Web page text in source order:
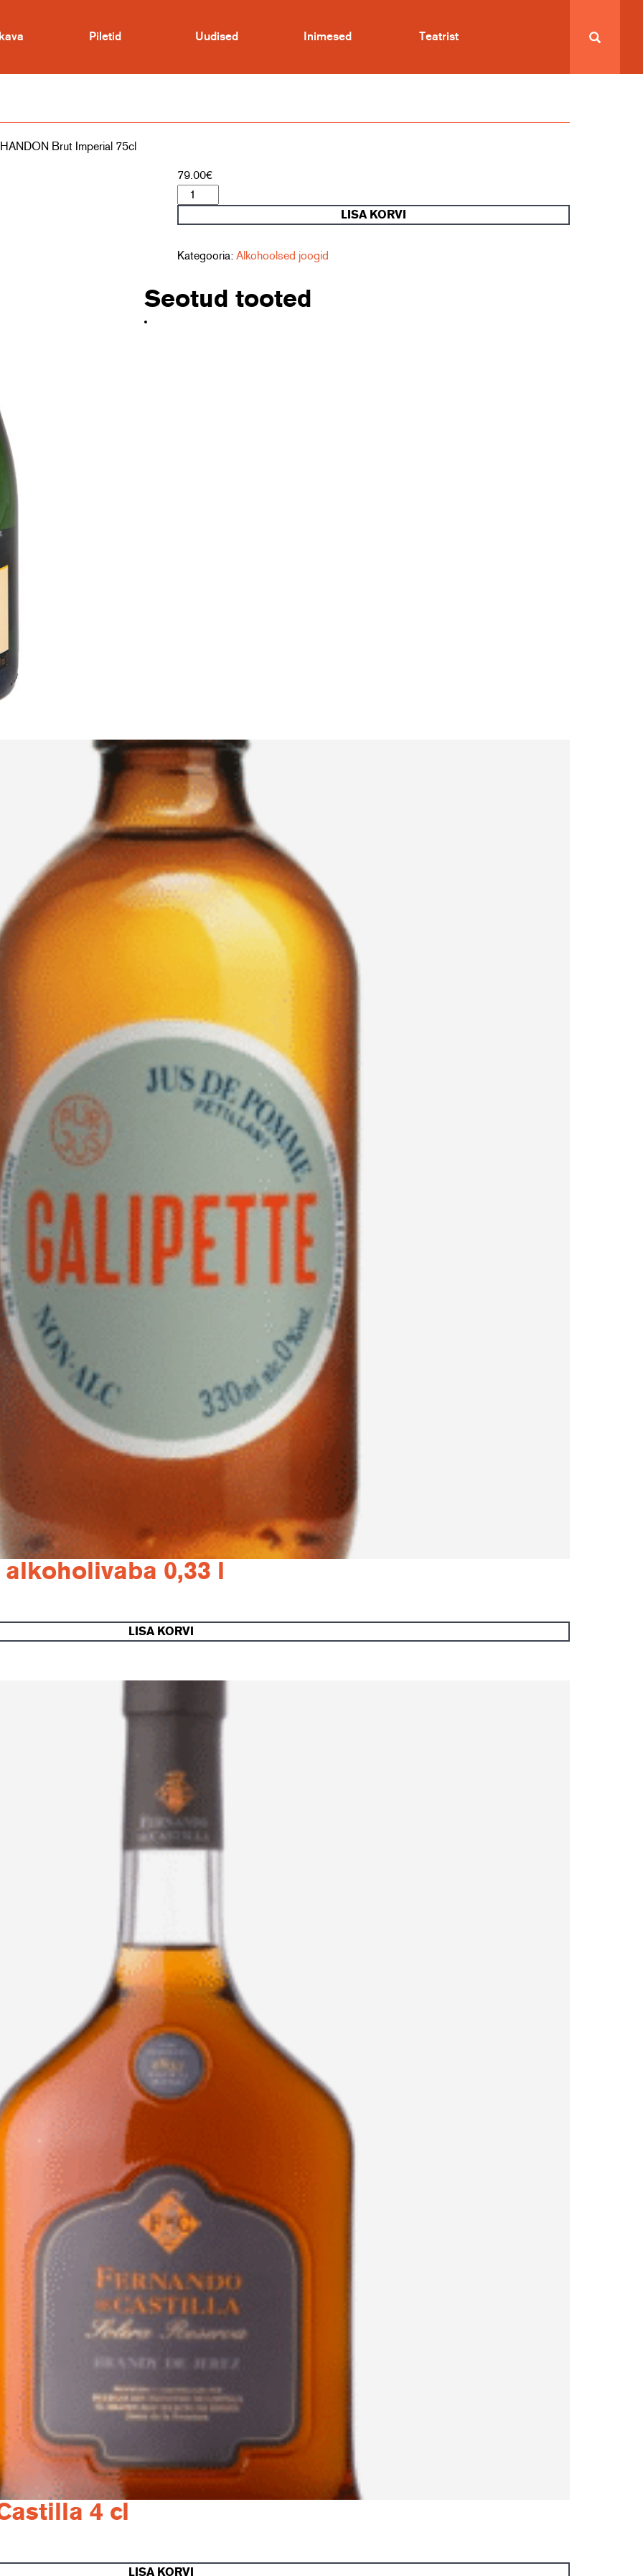
Piletid Uudised Inimesed Teatrist
Brut Imperial 75cl
79.00€
Šampanja
MOËT
&
Brut
kogus
LISA KORVI
Kategooria: Alkohoolsed joogid
Seotud tooted
0,33 l
LISA KORVI
4 cl
LISA KORVI